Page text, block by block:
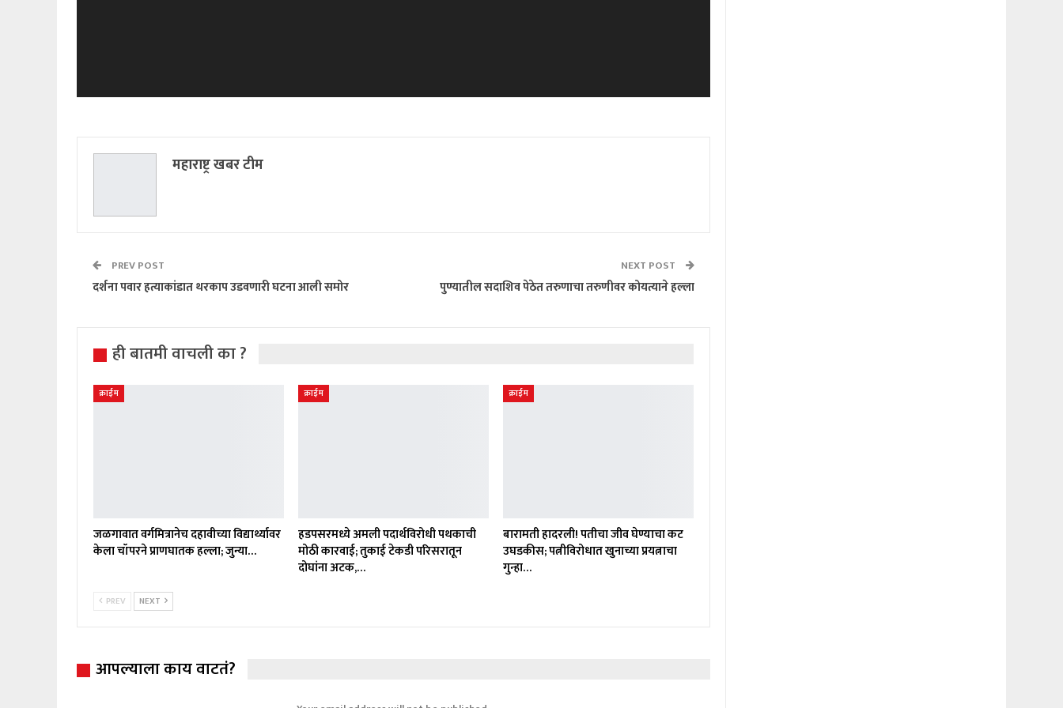
महाराष्ट्र खबर टीम
PREV POST
दर्शना पवार हत्याकांडात थरकाप उडवणारी घटना आली समोर
NEXT POST
पुण्यातील सदाशिव पेठेत तरुणाचा तरुणीवर कोयत्याने हल्ला
ही बातमी वाचली का ?
क्राईम
जळगावात वर्गमित्रानेच दहावीच्या विद्यार्थ्यावर
केला चॉपरने प्राणघातक हल्ला; जुन्या…
क्राईम
हडपसरमध्ये अमली पदार्थविरोधी पथकाची
मोठी कारवाई; तुकाई टेकडी परिसरातून
दोघांना अटक,…
क्राईम
बारामती हादरली! पतीचा जीव घेण्याचा कट
उघडकीस; पत्नीविरोधात खुनाच्या प्रयत्नाचा
गुन्हा…
PREV NEXT
आपल्याला काय वाटतं?